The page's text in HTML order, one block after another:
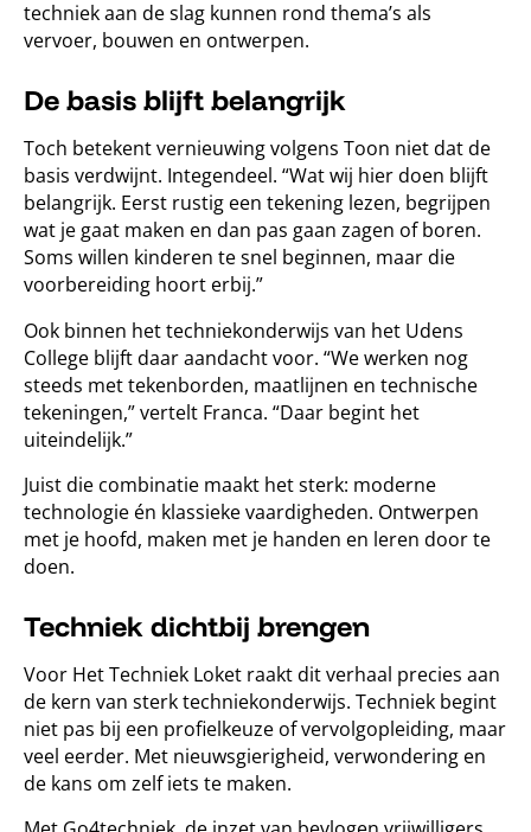
techniek aan de slag kunnen rond thema’s als
vervoer, bouwen en ontwerpen.
De basis blijft belangrijk
Toch betekent vernieuwing volgens Toon niet dat de
basis verdwijnt. Integendeel. “Wat wij hier doen blijft
belangrijk. Eerst rustig een tekening lezen, begrijpen
wat je gaat maken en dan pas gaan zagen of boren.
Soms willen kinderen te snel beginnen, maar die
voorbereiding hoort erbij.”
Ook binnen het techniekonderwijs van het Udens
College blijft daar aandacht voor. “We werken nog
steeds met tekenborden, maatlijnen en technische
tekeningen,” vertelt Franca. “Daar begint het
uiteindelijk.”
Juist die combinatie maakt het sterk: moderne
technologie én klassieke vaardigheden. Ontwerpen
met je hoofd, maken met je handen en leren door te
doen.
Techniek dichtbij brengen
Voor Het Techniek Loket raakt dit verhaal precies aan
de kern van sterk techniekonderwijs. Techniek begint
niet pas bij een profielkeuze of vervolgopleiding, maar
veel eerder. Met nieuwsgierigheid, verwondering en
de kans om zelf iets te maken.